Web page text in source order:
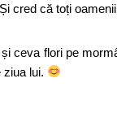
cred că toți
ceva flori pe
ziua lui.